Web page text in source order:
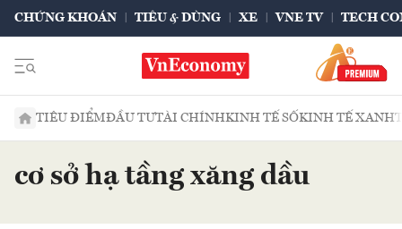
CHỨNG KHOÁN TIÊU & DÙNG XE VNE TV TECH
TIÊU ĐIỂMĐẦU TƯTÀI CHÍNHKINH TẾ SỐKINH TẾ XANH
cơ sở hạ tầng xăng dầu